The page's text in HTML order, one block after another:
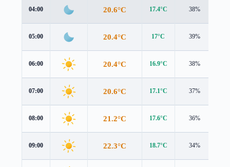
04:00 20.6°C 17.4°C 38%
05:00 20.4°C 17°C 39%
06:00 20.4°C 16.9°C 38%
07:00 20.6°C 17.1°C 37%
08:00 21.2°C 17.6°C 36%
09:00 22.3°C 18.7°C 34%